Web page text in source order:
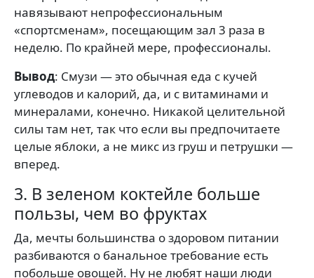
навязывают непрофессиональным
«спортсменам», посещающим зал 3 раза в
неделю. По крайней мере, профессионалы.
Вывод: Смузи — это обычная еда с кучей
углеводов и калорий, да, и с витаминами и
минералами, конечно. Никакой целительной
силы там нет, так что если вы предпочитаете
целые яблоки, а не микс из груш и петрушки —
вперед.
3. В зеленом коктейле больше
пользы, чем во фруктах
Да, мечты большинства о здоровом питании
разбиваются о банальное требование есть
побольше овощей. Ну не любят наши люди